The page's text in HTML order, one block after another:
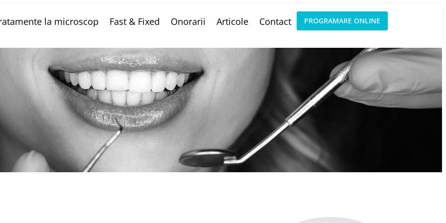
la microscop Fast & Fixed Onorarii Articole Contact PROGRAMARE ONLINE